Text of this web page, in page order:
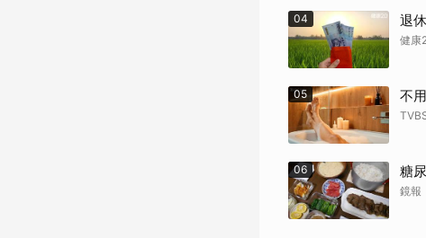
04 退
健康
05 不
06 糖
鏡報